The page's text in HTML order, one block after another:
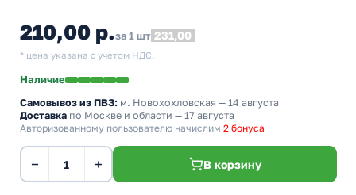
210,00 р.за 1 шт 231,00
* цена указана с учетом НДС.
Наличие
Самовывоз из ПВЗ: м. Новохохловская — 14 августа
Доставка по Москве и области — 17 августа
Авторизованному пользователю начислим 2 бонуса
− + В корзину